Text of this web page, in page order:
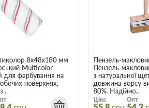
адресою.
Діє гнучка система знижок, варто лише
магазині починає діяти при купівлі двох
послугами інтернет-магазину Торус! Це
саме ті товари та послуги, які вам
8х48х180 мм
Multicolor
для фарбування на
поверхнях,
..
Пензель-
Пензель-
з натуральної
довжина ворсу
80%. Надійно..
Ціна Опт